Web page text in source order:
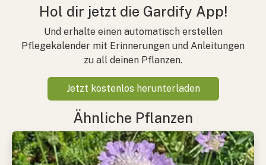
Hol dir jetzt die Gardify App!
Und erhalte einen automatisch erstellen
Pflegekalender mit Erinnerungen und Anleitungen
zu all deinen Pflanzen.
Jetzt kostenlos herunterladen
Ähnliche Pflanzen